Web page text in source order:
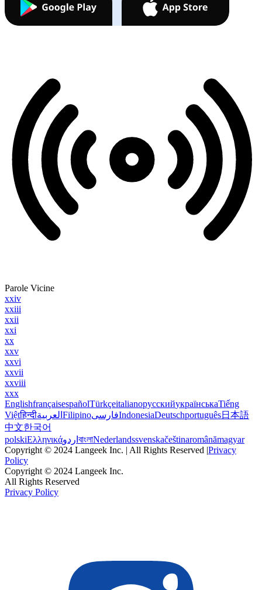
Parole Vicine
xxiv
xxiii
xxii
xxi
xx
xxv
xxvi
xxvii
xxviii
xxx
EnglishfrançaisespañolTürkçeitalianoрусскийукраїнськаTiếng
Việtहिन्दीالعربية FilipinoفارسیIndonesiaDeutschportuguês日本語
中文한국어
polskiΕλληνικάاردو বাংলাNederlandssvenskačeštinaromânămagyar
Copyright © 2024 Langeek Inc. | All Rights Reserved |Privacy
Policy
Copyright © 2024 Langeek Inc.
All Rights Reserved
Privacy Policy